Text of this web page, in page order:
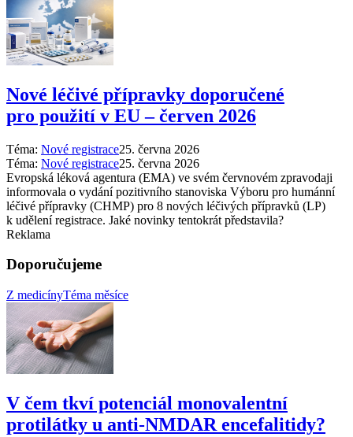
Nové léčivé přípravky doporučené
pro použití v EU –⁠ červen 2026
Téma: Nové registrace25. června 2026
Téma: Nové registrace25. června 2026
Evropská léková agentura (EMA) ve svém červnovém zpravodaji
informovala o vydání pozitivního stanoviska Výboru pro humánní
léčivé přípravky (CHMP) pro 8 nových léčivých přípravků (LP)
k udělení registrace. Jaké novinky tentokrát představila?
Reklama
Doporučujeme
Z medicínyTéma měsíce
V čem tkví potenciál monovalentní
protilátky u anti-NMDAR encefalitidy?